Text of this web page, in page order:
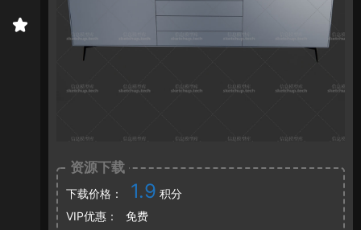
资源下载
下载价格： 1.9 积分
VIP优惠：
免费